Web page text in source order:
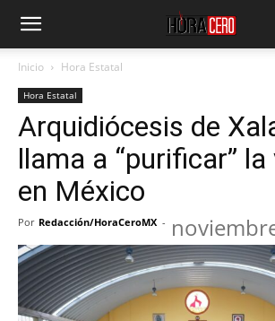
Inicio Hora Estatal
Hora Estatal
Arquidiócesis de
llama a “purificar”
en México
Por Redacción/HoraCeroMX -